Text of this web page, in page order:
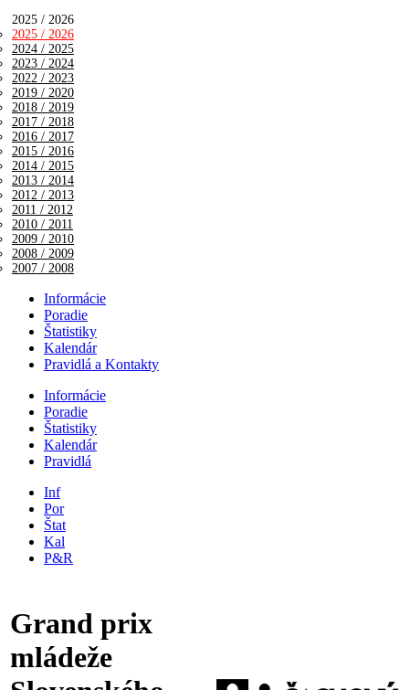
2025 / 2026
2025 / 2026
2024 / 2025
2023 / 2024
2022 / 2023
2019 / 2020
2018 / 2019
2017 / 2018
2016 / 2017
2015 / 2016
2014 / 2015
2013 / 2014
2012 / 2013
2011 / 2012
2010 / 2011
2009 / 2010
2008 / 2009
2007 / 2008
Informácie
Poradie
Štatistiky
Kalendár
Pravidlá a Kontakty
Informácie
Poradie
Štatistiky
Kalendár
Pravidlá
Inf
Por
Štat
Kal
P&R
Grand prix
mládeže